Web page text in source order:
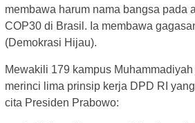
membawa harum nama bangsa pada
COP30 di Brasil. Ia membawa
(Demokrasi Hijau).
Mewakili 179 kampus
merinci lima prinsip kerja DPD RI
cita Presiden Prabowo: